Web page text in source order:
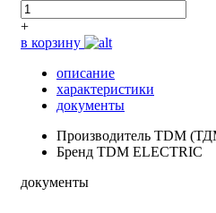
+
в корзину
описание
характеристики
документы
Производитель TDM
Бренд TDM ELECTRIC
документы